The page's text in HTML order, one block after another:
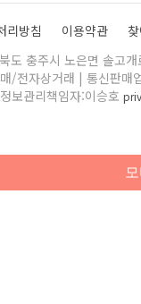
리방침 이용약관
도 충주시 노은면 솔고
/전자상거래 | 통신판매
보관리책임자:이승호